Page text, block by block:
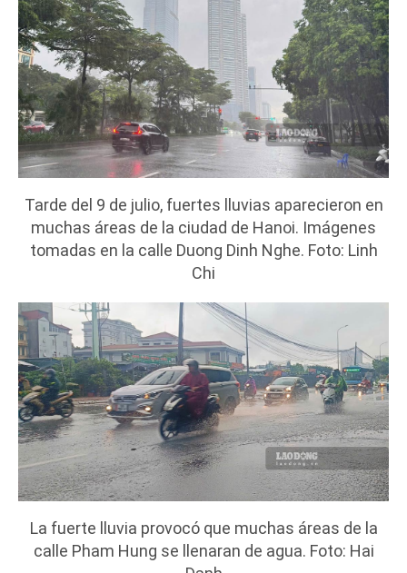
Tarde del 9 de julio, fuertes lluvias aparecieron en
muchas áreas de la ciudad de Hanoi. Imágenes
tomadas en la calle Duong Dinh Nghe. Foto: Linh
Chi
La fuerte lluvia provocó que muchas áreas de la
calle Pham Hung se llenaran de agua. Foto: Hai